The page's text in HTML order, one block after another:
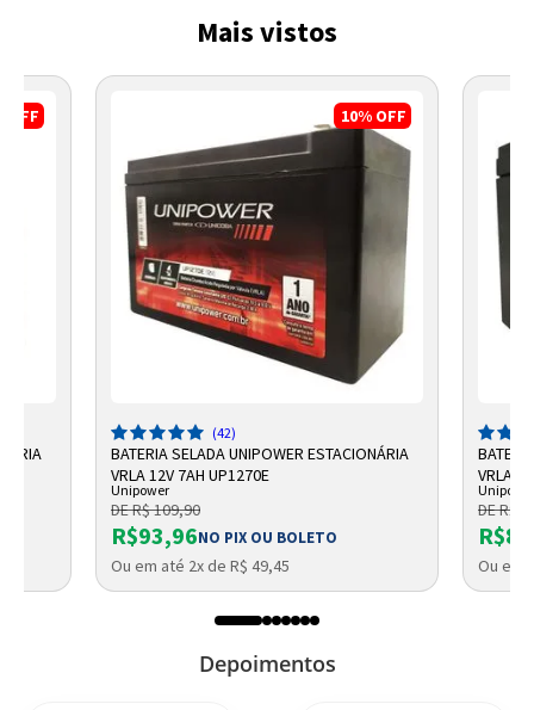
Mais vistos
OFF 10% OFF
(42)
BATERIA SELADA UNIPOWER ESTACIONÁRIA
VRLA 12V 7AH UP1270E
Unipower
DE R$ 109,90
R$93,96NO PIX OU BOLETO
Ou em até 2x de R$ 49,45
VRLA
DE R$
Ou em
Depoimentos